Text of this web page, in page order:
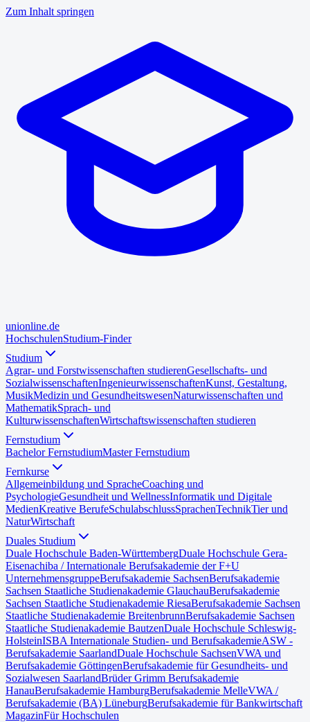
Zum Inhalt springen
unionline.de
HochschulenStudium-Finder
Studium
Agrar- und Forstwissenschaften studierenGesellschafts- und
SozialwissenschaftenIngenieurwissenschaftenKunst, Gestaltung,
MusikMedizin und GesundheitswesenNaturwissenschaften und
MathematikSprach- und
KulturwissenschaftenWirtschaftswissenschaften studieren
Fernstudium
Bachelor FernstudiumMaster Fernstudium
Fernkurse
Allgemeinbildung und SpracheCoaching und
PsychologieGesundheit und WellnessInformatik und Digitale
MedienKreative BerufeSchulabschlussSprachenTechnikTier und
NaturWirtschaft
Duales Studium
Duale Hochschule Baden-WürttembergDuale Hochschule Gera-
Eisenachiba / Internationale Berufsakademie der F+U
UnternehmensgruppeBerufsakademie SachsenBerufsakademie
Sachsen Staatliche Studienakademie GlauchauBerufsakademie
Sachsen Staatliche Studienakademie RiesaBerufsakademie Sachsen
Staatliche Studienakademie BreitenbrunnBerufsakademie Sachsen
Staatliche Studienakademie BautzenDuale Hochschule Schleswig-
HolsteinISBA Internationale Studien- und BerufsakademieASW -
Berufsakademie SaarlandDuale Hochschule SachsenVWA und
Berufsakademie GöttingenBerufsakademie für Gesundheits- und
Sozialwesen SaarlandBrüder Grimm Berufsakademie
HanauBerufsakademie HamburgBerufsakademie MelleVWA /
Berufsakademie (BA) LüneburgBerufsakademie für Bankwirtschaft
MagazinFür Hochschulen